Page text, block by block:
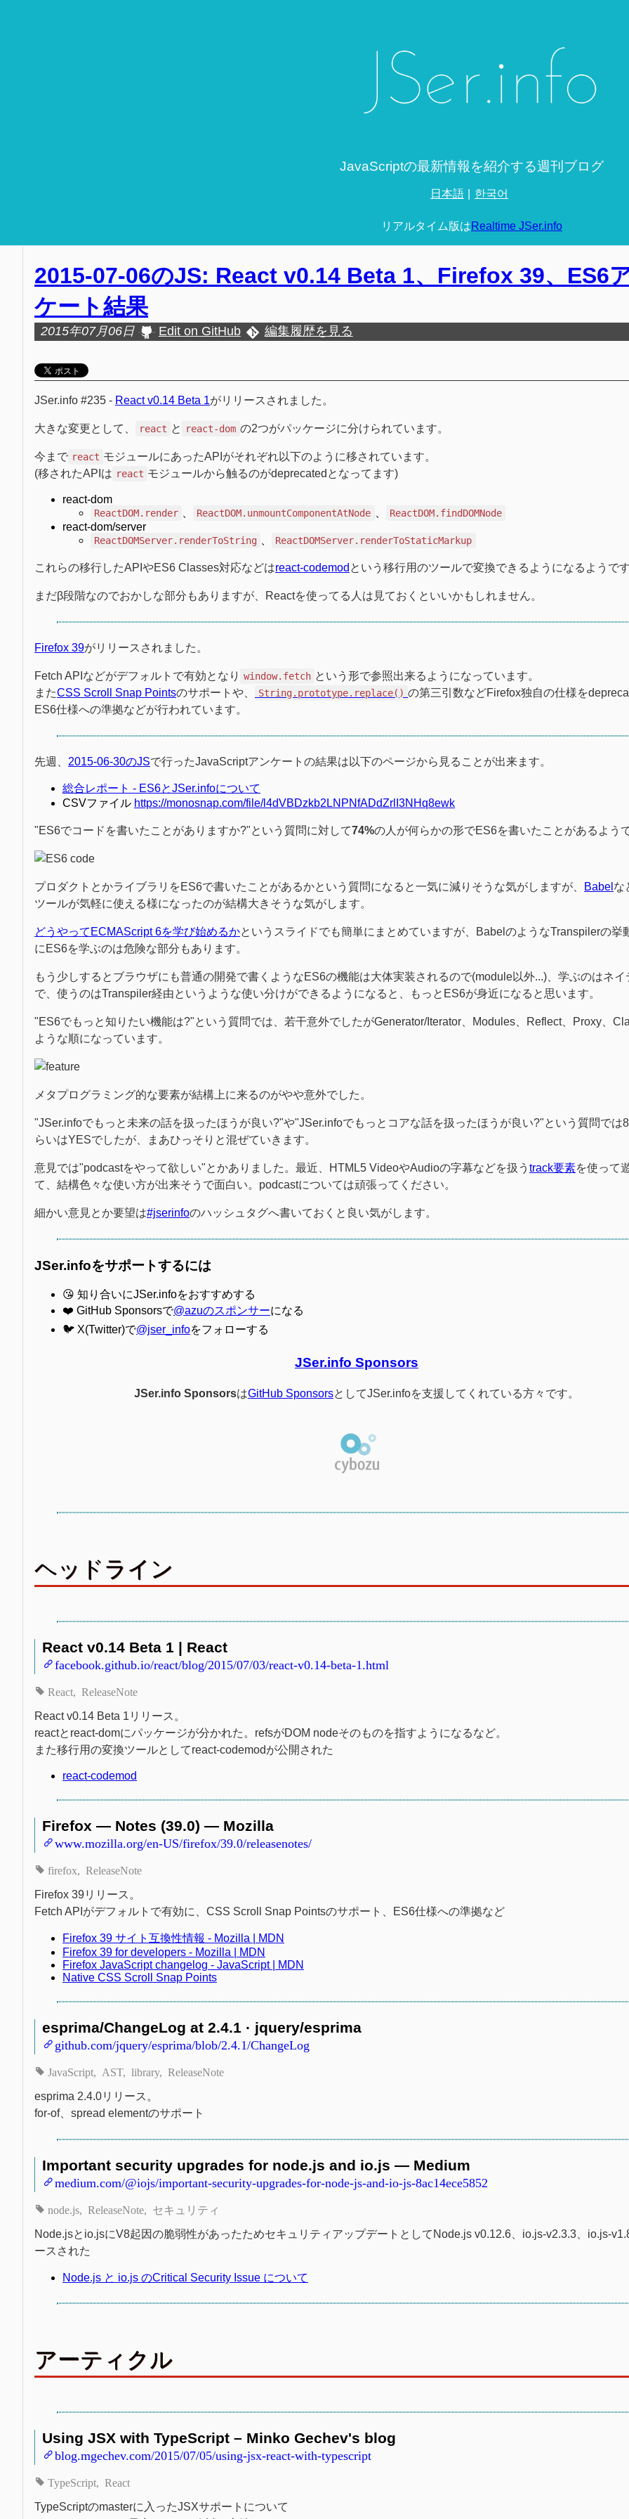
JavaScriptの最新情報を紹介する週刊ブログ
日本語 한국어
リアルタイム版はRealtime JSer.info
2015-07-06のJS: React v0.14 Beta 1、Firefox 39、ES6
ケート結果
2015年07月06日 Edit on GitHub 編集履歴を見る
JSer.info #235 - React v0.14 Beta 1がリリースされました。
大きな変更として、 react と react-dom の2つがパッケージに分けられています。
今まで react モジュールにあったAPIがそれぞれ以下のように移されています。
(移されたAPIは react モジュールから触るのがdeprecatedとなってます)
react-dom
ReactDOM.render ReactDOM.unmountComponentAtNode ReactDOM.findDOMNode
react-dom/server
ReactDOMServer.renderToString ReactDOMServer.renderToStaticMarkup
これらの移行したAPIやES6 Classes対応などはreact-codemod という移行用のツールで変換できるようになるようで
まだβ段階なのでおかしな部分もありますが、Reactを使ってる人は見ておくといいかもしれません。
Firefox 39がリリースされました。
Fetch APIなどがデフォルトで有効となり window.fetch という形で参照出来るようになっています。
またCSS Scroll Snap Pointsのサポートや、 String.prototype.replace() の第三引数などFirefox独自の仕様を
ES6仕様への準拠などが行われています。
先週、 2015-06-30のJSで行ったJavaScriptアンケートの結果は以下のページから見ることが出来ます。
総合レポート - ES6とJSer.infoについて
CSVファイル https://monosnap.com/file/l4dVBDzkb2LNPNfADdZrlI3NHq8ewk
"ES6でコードを書いたことがありますか?"という質問に対して74%の人が何らかの形でES6を書いたことがあるよう
プロダクトとかライブラリをES6で書いたことがあるかという質問になると一気に減りそうな気がしますが、 Babel な
ツールが気軽に使える様になったのが結構大きそうな気がします。
どうやってECMAScript 6を学び始めるかというスライドでも簡単にまとめていますが、BabelのようなTranspilerの挙
にES6を学ぶのは危険な部分もあります。
もう少しするとブラウザにも普通の開発で書くようなES6の機能は大体実装されるので(module以外...)、学ぶのはネイ
で、使うのはTranspiler経由というような使い分けができるようになると、もっとES6が身近になると思います。
"ES6でもっと知りたい機能は?"という質問では、若干意外でしたがGenerator/Iterator、Modules、Reflect、Proxy、
ような順になっています。
メタプログラミング的な要素が結構上に来るのがやや意外でした。
"JSer.infoでもっと未来の話を扱ったほうが良い?"や"JSer.infoでもっとコアな話を扱ったほうが良い?"という質問では
らいはYESでしたが、まあひっそりと混ぜていきます。
意見では"podcastをやって欲しい"とかありました。最近、HTML5 VideoやAudioの字幕などを扱う track要素を使って
て、結構色々な使い方が出来そうで面白い。podcastについては頑張ってください。
細かい意見とか要望は#jserinfoのハッシュタグへ書いておくと良い気がします。
JSer.infoをサポートするには
😘 知り合いにJSer.infoをおすすめする
❤️ GitHub Sponsorsで@azuのスポンサーになる
🐦 X(Twitter)で@jser_infoをフォローする
JSer.info Sponsors
JSer.info SponsorsはGitHub SponsorsとしてJSer.infoを支援してくれている方々です。
ヘッドライン
React v0.14 Beta 1 | React
facebook.github.io/react/blog/2015/07/03/react-v0.14-beta-1.html
React ReleaseNote
React v0.14 Beta 1リリース。
reactとreact-domにパッケージが分かれた。refsがDOM nodeそのものを指すようになるなど。
また移行用の変換ツールとしてreact-codemodが公開された
react-codemod
Firefox — Notes (39.0) — Mozilla
www.mozilla.org/en-US/firefox/39.0/releasenotes/
firefox ReleaseNote
Firefox 39リリース。
Fetch APIがデフォルトで有効に、CSS Scroll Snap Pointsのサポート、ES6仕様への準拠など
Firefox 39 サイト互換性情報 - Mozilla | MDN
Firefox 39 for developers - Mozilla | MDN
Firefox JavaScript changelog - JavaScript | MDN
Native CSS Scroll Snap Points
esprima/ChangeLog at 2.4.1 · jquery/esprima
github.com/jquery/esprima/blob/2.4.1/ChangeLog
JavaScript AST library ReleaseNote
esprima 2.4.0リリース。
for-of、spread elementのサポート
Important security upgrades for node.js and io.js — Medium
medium.com/@iojs/important-security-upgrades-for-node-js-and-io-js-8ac14ece5852
node.js ReleaseNote セキュリティ
Node.jsとio.jsにV8起因の脆弱性があったためセキュリティアップデートとしてNode.js v0.12.6、io.js-v2.3.3、io.js-
ースされた
Node.js と io.js のCritical Security Issue について
アーティクル
Using JSX with TypeScript – Minko Gechev's blog
blog.mgechev.com/2015/07/05/using-jsx-react-with-typescript
TypeScript React
TypeScriptのmasterに入ったJSXサポートについて